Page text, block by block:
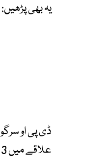
یہ بھی پڑھیں:
علاقے میں 3 ملزمان نے مبینہ طور پر بدفعلی کا نشانہ بنایا تھا۔